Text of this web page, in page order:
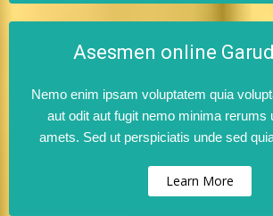
Asesmen online
Nemo enim ipsam voluptatem quia
aut odit aut fugit nemo minima rerums
amets. Sed ut perspiciatis unde sed
Learn More